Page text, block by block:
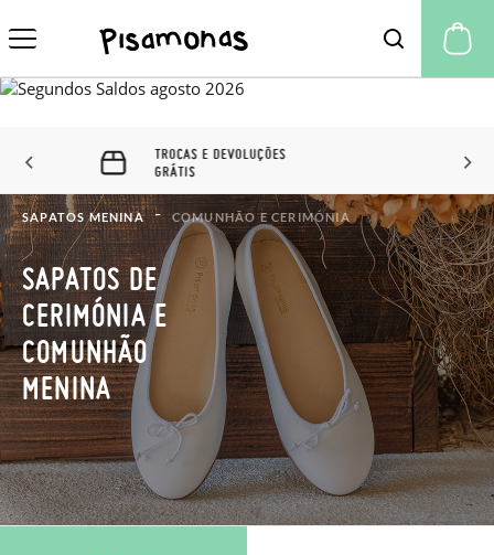
60 DIAS PARA TROCAS E
SAPATOS MENINA COMUNHÃO E CERIMÓNIA
SAPATOS DE
CERIMÓNIA E
COMUNHÃO
MENINA